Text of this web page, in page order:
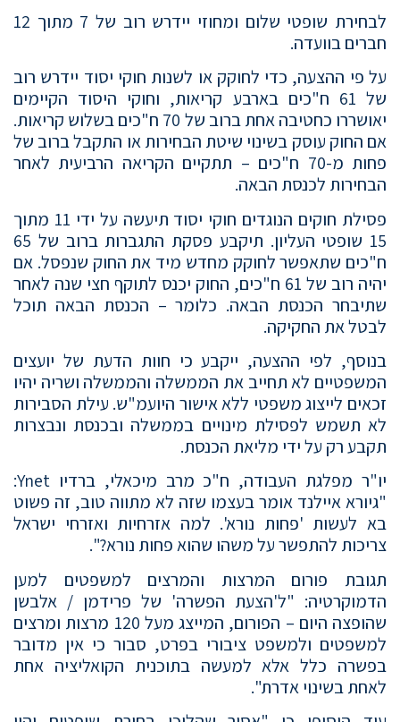
לבחירת שופטי שלום ומחוזי יידרש רוב של 7 מתוך 12
חברים בוועדה.
על פי ההצעה, כדי לחוקק או לשנות חוקי יסוד יידרש רוב
של 61 ח"כים בארבע קריאות, וחוקי היסוד הקיימים
יאושררו כחטיבה אחת ברוב של 70 ח"כים בשלוש קריאות.
אם החוק עוסק בשינוי שיטת הבחירות או התקבל ברוב של
פחות מ-70 ח"כים – תתקיים הקריאה הרביעית לאחר
הבחירות לכנסת הבאה.
פסילת חוקים הנוגדים חוקי יסוד תיעשה על ידי 11 מתוך
15 שופטי העליון. תיקבע פסקת התגברות ברוב של 65
ח"כים שתאפשר לחוקק מחדש מיד את החוק שנפסל. אם
יהיה רוב של 61 ח"כים, החוק יכנס לתוקף חצי שנה לאחר
שתיבחר הכנסת הבאה. כלומר – הכנסת הבאה תוכל
לבטל את החקיקה.
בנוסף, לפי ההצעה, ייקבע כי חוות הדעת של יועצים
המשפטיים לא תחייב את הממשלה והממשלה ושריה יהיו
זכאים לייצוג משפטי ללא אישור היועמ"ש. עילת הסבירות
לא תשמש לפסילת מינויים בממשלה ובכנסת ונבצרות
תקבע רק על ידי מליאת הכנסת.
יו"ר מפלגת העבודה, ח"כ ‎מרב מיכאלי, ברדיו Ynet:
"גיורא איילנד אומר בעצמו שזה לא מתווה טוב, זה פשוט
בא לעשות 'פחות נורא'. למה אזרחיות ואזרחי ישראל
צריכות להתפשר על משהו שהוא פחות נורא?".
תגובת פורום המרצות והמרצים למשפטים למען
הדמוקרטיה: "ל'הצעת הפשרה' של פרידמן / אלבשן
שהופצה היום – הפורום, המייצג מעל 120 מרצות ומרצים
למשפטים ולמשפט ציבורי בפרט, סבור כי אין מדובר
בפשרה כלל אלא למעשה בתוכנית הקואליציה אחת
לאחת בשינוי אדרת".